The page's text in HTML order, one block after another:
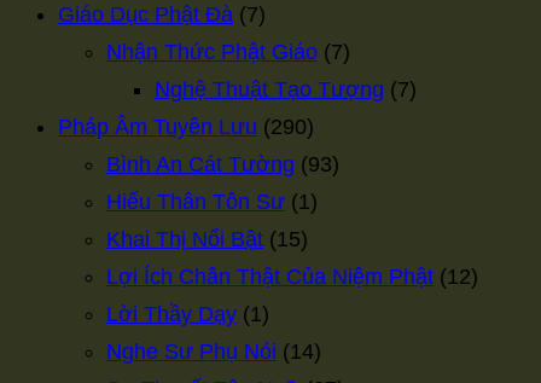
Giáo Dục Phật Đà (7)
Nhận Thức Phật Giáo (7)
Nghệ Thuật Tạo Tượng (7)
Pháp Âm Tuyên Lưu (290)
Bình An Cát Tường (93)
Hiếu Thân Tôn Sư (1)
Khai Thị Nổi Bật (15)
Lợi Ích Chân Thật Của Niệm Phật (12)
Lời Thầy Dạy (1)
Nghe Sư Phụ Nói (14)